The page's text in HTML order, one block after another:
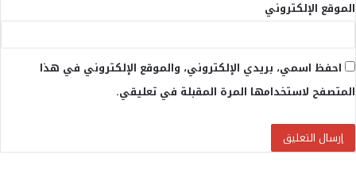
الموقع الإلكتروني
احفظ اسمي، بريدي الإلكتروني، والموقع الإلكتروني في هذا
المتصفح لاستخدامها المرة المقبلة في تعليقي.